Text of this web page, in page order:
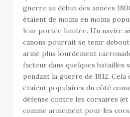
guerre au début des années
étaient de moins en moins
leur portée limitée. Un navire
canons pourrait se tenir
armé plus lourdement
facteur dans quelques batailles
pendant la guerre de 1812.
étaient populaires du côté
défense contre les corsaires
comme armement pour les